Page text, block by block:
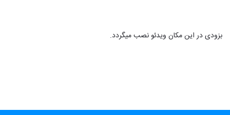
بزودی در این مکان ویدئو نصب میگردد.